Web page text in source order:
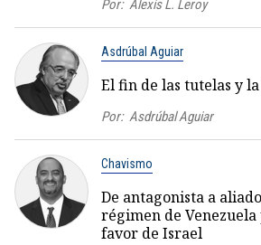
Por: Alexis L. Leroy
Asdrúbal Aguiar
El fin de las tutelas y
Por: Asdrúbal Aguiar
Chavismo
De antagonista a
régimen de
favor de Israel